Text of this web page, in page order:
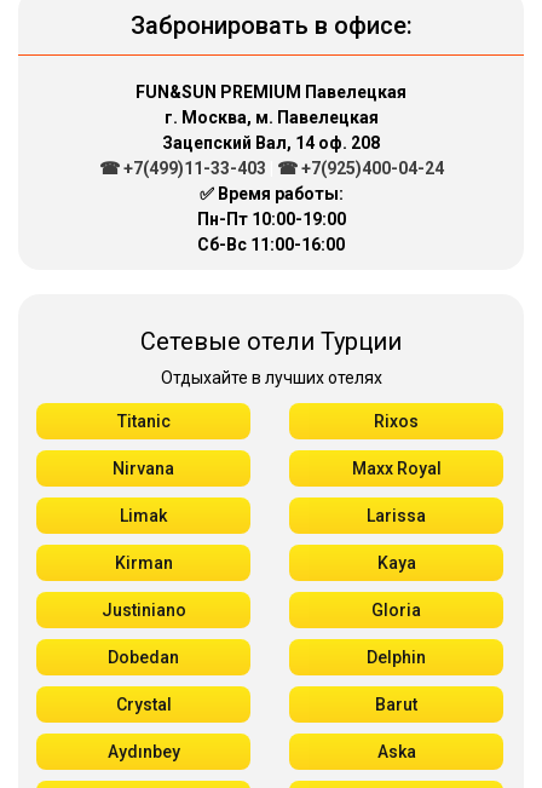
Забронировать в офисе:
FUN&SUN PREMIUM Павелецкая
г. Москва, м. Павелецкая
Зацепский Вал, 14 оф. 208
☎ +7(499)11-33-403
☎ +7(925)400-04-24
✅ Время работы:
Пн-Пт 10:00-19:00
Сб-Вс 11:00-16:00
Сетевые отели Турции
Отдыхайте в лучших отелях
Titanic Rixos
Nirvana Maxx Royal
Limak Larissa
Kirman Kaya
Justiniano Gloria
Dobedan Delphin
Crystal Barut
Aydınbey Aska